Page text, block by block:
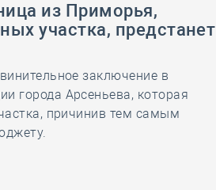
из Приморья,
участка, предстанет
заключение в
города Арсеньева, которая
причинив тем самым